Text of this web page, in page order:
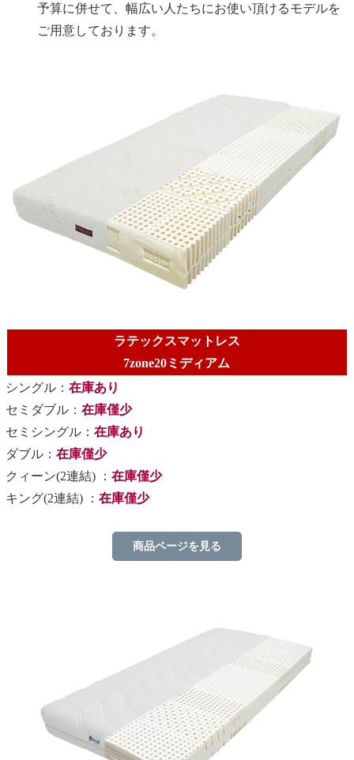
予算に併せて、幅広い人たちにお使い頂けるモデルを
ご用意しております。
ラテックスマットレス
7zone20ミディアム
シングル： 在庫あり
セミダブル： 在庫僅少
セミシングル： 在庫あり
ダブル： 在庫僅少
クィーン(2連結) ： 在庫僅少
キング(2連結) ： 在庫僅少
商品ページを見る